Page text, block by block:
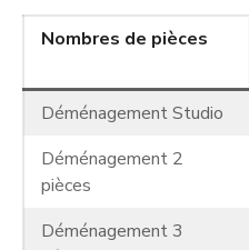
Nombres de pièces
Déménagement Studio
Déménagement 2
pièces
Déménagement 3